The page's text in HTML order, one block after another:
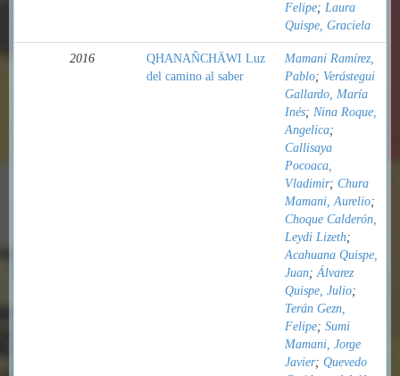
Felipe; Laura
Quispe, Graciela
2016
QHANAÑCHÄWI Luz
del camino al saber
Mamani Ramírez,
Pablo; Verástegui
Gallardo, María
Inés; Nina Roque,
Angelica;
Callisaya
Pocoaca,
Vladimir; Chura
Mamani, Aurelio;
Choque Calderón,
Leydi Lizeth;
Acahuana Quispe,
Juan;Álvarez
Quispe, Julio;
Terán Gezn,
Felipe; Sumi
Mamani, Jorge
Javier; Quevedo